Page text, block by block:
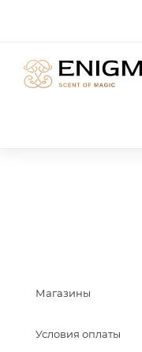
Магазины
Условия оплаты